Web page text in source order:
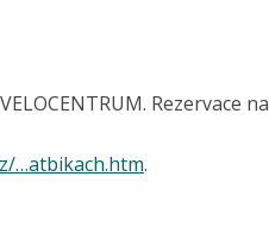
Rezervace na
…atbikach.htm.